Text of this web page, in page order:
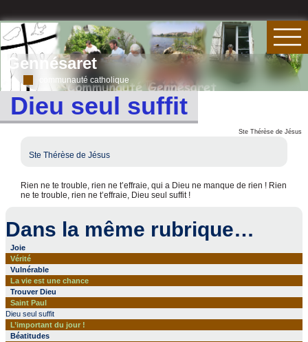
Gennésaret
communauté catholique
Dieu seul suffit
Ste Thérèse de Jésus
Ste Thérèse de Jésus
Rien ne te trouble, rien ne t’effraie, qui a Dieu ne manque de rien ! Rien
ne te trouble, rien ne t’effraie, Dieu seul suffit !
Dans la même rubrique…
Joie
Vérité
Vulnérable
La vie est une chance
Trouver Dieu
Saint Paul
Dieu seul suffit
L’important du jour !
Béatitudes